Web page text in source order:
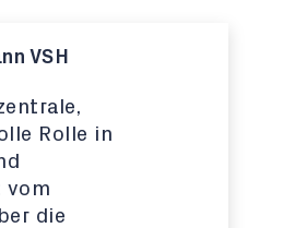
VSH
Rolle in
vom
die